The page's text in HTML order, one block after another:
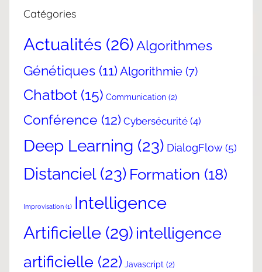
Catégories
Actualités (26) Algorithmes
Génétiques (11)Algorithmie (7)
Chatbot (15) Communication (2)
Conférence (12) Cybersécurité (4)
Deep Learning (23) DialogFlow(5)
Distanciel(23) Formation (18)
Improvisation (1) Intelligence
Artificielle (29) intelligence
artificielle (22) Javascript (2)